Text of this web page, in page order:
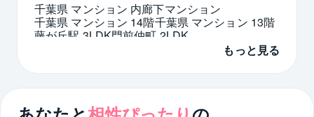
千葉県 マンション 内廊下マンション
千葉県 マンション 14階千葉県 マンション 13階
藤が丘駅 3LDK門前仲町 2LDK
大規模マンション 南向き 3LDK 京都市
もっと見る